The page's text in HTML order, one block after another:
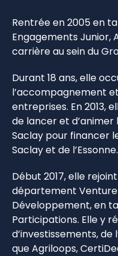
Rentrée en 2005 en
Engagements Junior,
carrière au sein du
Durant 18 ans, elle
l’accompagnement
entreprises. En 2013,
de lancer et d’animer
Saclay pour financer
Saclay et de l’Essonne.
Début 2017, elle
département Venture
Développement, en
Participations. Elle y
d’investissements, de
que Agriloops,